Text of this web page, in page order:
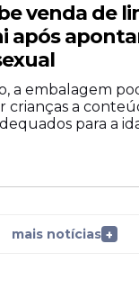
venda de
após
a embalagem
crianças a
para a
mais notícias +